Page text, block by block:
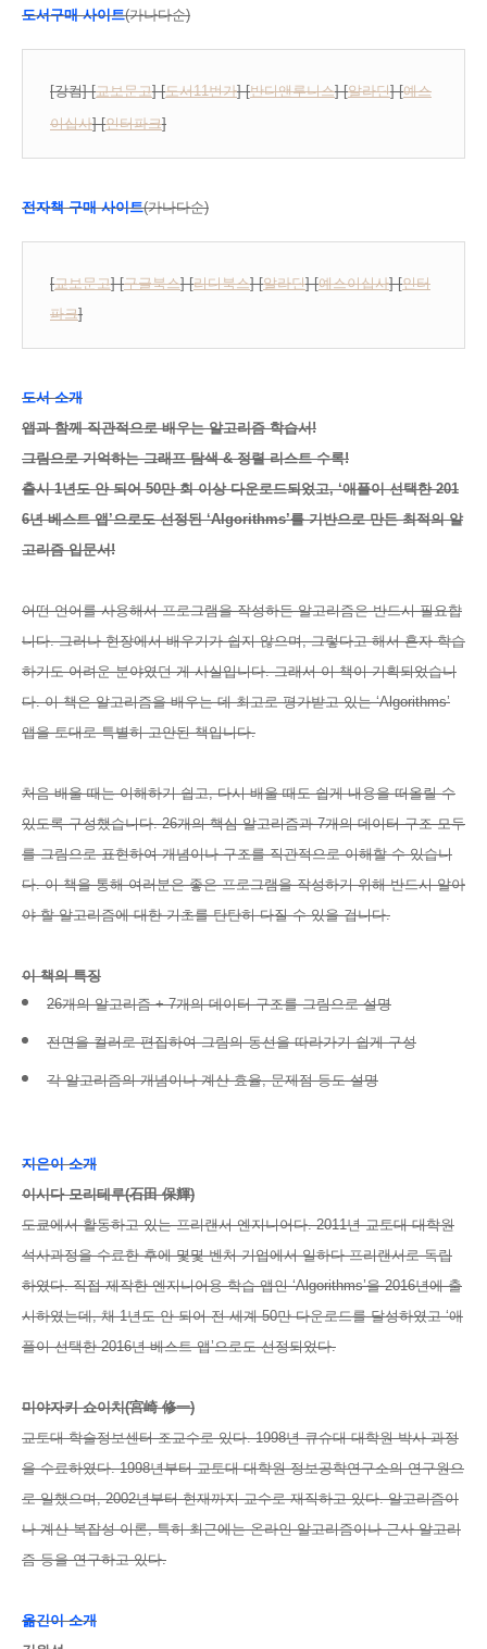
도서구매 사이트(가나다순)
[강컴] [교보문고] [도서11번가] [반디앤루니스] [알라딘] [예스
이십사] [인터파크]
전자책 구매 사이트(가나다순)
[교보문고] [구글북스] [리디북스] [알라딘] [예스이십사] [인터
파크]
도서 소개
앱과 함께 직관적으로 배우는 알고리즘 학습서!
그림으로 기억하는 그래프 탐색 & 정렬 리스트 수록!
출시 1년도 안 되어 50만 회 이상 다운로드되었고, ‘애플이 선택한 201
6년 베스트 앱’으로도 선정된 ‘Algorithms’를 기반으로 만든 최적의 알
고리즘 입문서!
어떤 언어를 사용해서 프로그램을 작성하든 알고리즘은 반드시 필요합
니다. 그러나 현장에서 배우기가 쉽지 않으며, 그렇다고 해서 혼자 학습
하기도 어려운 분야였던 게 사실입니다. 그래서 이 책이 기획되었습니
다. 이 책은 알고리즘을 배우는 데 최고로 평가받고 있는 ‘Algorithms’
앱을 토대로 특별히 고안된 책입니다.
처음 배울 때는 이해하기 쉽고, 다시 배울 때도 쉽게 내용을 떠올릴 수
있도록 구성했습니다. 26개의 핵심 알고리즘과 7개의 데이터 구조 모두
를 그림으로 표현하여 개념이나 구조를 직관적으로 이해할 수 있습니
다. 이 책을 통해 여러분은 좋은 프로그램을 작성하기 위해 반드시 알아
야 할 알고리즘에 대한 기초를 탄탄히 다질 수 있을 겁니다.
이 책의 특징
26개의 알고리즘 + 7개의 데이터 구조를 그림으로 설명
전면을 컬러로 편집하여 그림의 동선을 따라가기 쉽게 구성
각 알고리즘의 개념이나 계산 효율, 문제점 등도 설명
지은이 소개
이시다 모리테루(石田 保輝)
도쿄에서 활동하고 있는 프리랜서 엔지니어다. 2011년 교토대 대학원
석사과정을 수료한 후에 몇몇 벤처 기업에서 일하다 프리랜서로 독립
하였다. 직접 제작한 엔지니어용 학습 앱인 ‘Algorithms’을 2016년에 출
시하였는데, 채 1년도 안 되어 전 세계 50만 다운로드를 달성하였고 ‘애
플이 선택한 2016년 베스트 앱’으로도 선정되었다.
미야자키 쇼이치(宮崎 修一)
교토대 학술정보센터 조교수로 있다. 1998년 큐슈대 대학원 박사 과정
을 수료하였다. 1998년부터 교토대 대학원 정보공학연구소의 연구원으
로 일했으며, 2002년부터 현재까지 교수로 재직하고 있다. 알고리즘이
나 계산 복잡성 이론, 특히 최근에는 온라인 알고리즘이나 근사 알고리
즘 등을 연구하고 있다.
옮긴이 소개